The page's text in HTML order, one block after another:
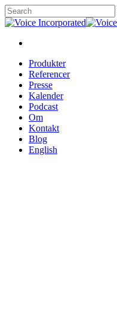
Produkter
Referencer
Presse
Kalender
Podcast
Om
Kontakt
Blog
English